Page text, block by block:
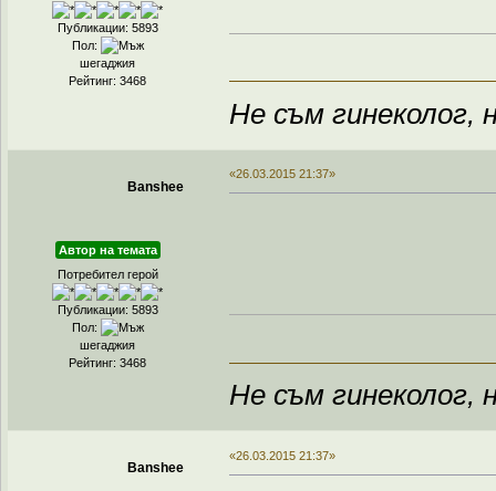
Публикации: 5893
Пол:
шегаджия
Рейтинг: 3468
Не съм гинеколог,
Banshee
Автор на темата
Потребител герой
Публикации: 5893
Пол:
шегаджия
Рейтинг: 3468
«26.03.2015 21:37»
Не съм гинеколог,
Banshee
«26.03.2015 21:37»